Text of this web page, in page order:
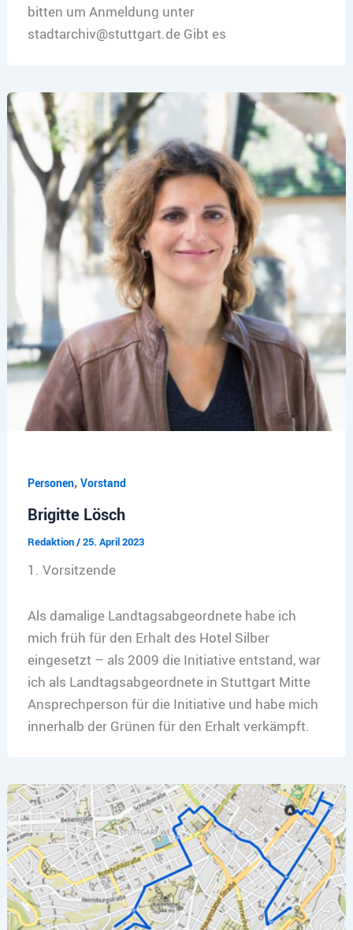
bitten um Anmeldung unter
stadtarchiv@stuttgart.de Gibt es
Personen, Vorstand
Brigitte Lösch
Redaktion/25. April 2023
1. Vorsitzende
Als damalige Landtagsabgeordnete habe ich
mich früh für den Erhalt des Hotel Silber
eingesetzt – als 2009 die Initiative entstand, war
ich als Landtagsabgeordnete in Stuttgart Mitte
Ansprechperson für die Initiative und habe mich
innerhalb der Grünen für den Erhalt verkämpft.